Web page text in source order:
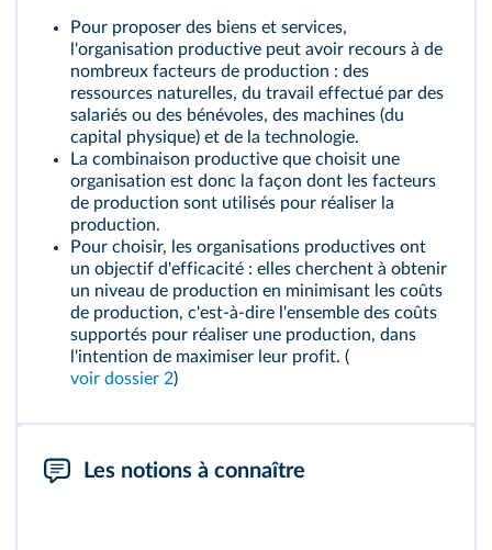
Pour proposer des biens et services,
l'organisation productive peut avoir recours à de
nombreux facteurs de production : des
ressources naturelles, du travail effectué par des
salariés ou des bénévoles, des machines (du
capital physique) et de la technologie.
La combinaison productive que choisit une
organisation est donc la façon dont les facteurs
de production sont utilisés pour réaliser la
production.
Pour choisir, les organisations productives ont
un objectif d'efficacité : elles cherchent à obtenir
un niveau de production en minimisant les coûts
de production, c'est-à-dire l'ensemble des coûts
supportés pour réaliser une production, dans
l'intention de maximiser leur profit. (
voir dossier 2)
Les notions à connaître